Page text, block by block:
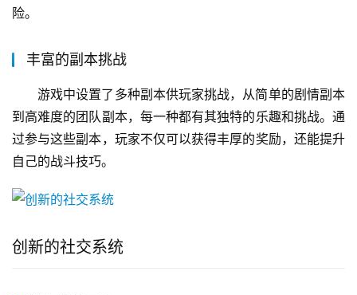
险。
丰富的副本挑战
游戏中设置了多种副本供玩家挑战，从简单的剧情副本
到高难度的团队副本，每一种都有其独特的乐趣和挑战。通
过参与这些副本，玩家不仅可以获得丰厚的奖励，还能提升
自己的战斗技巧。
创新的社交系统